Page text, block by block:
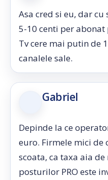
Asa cred si eu, dar
5-10 centi per abonat
Tv cere mai putin de
canalele sale.
Gabriel
Depinde la ce
euro. Firmele mici de
scoata, ca taxa aia
posturilor PRO este